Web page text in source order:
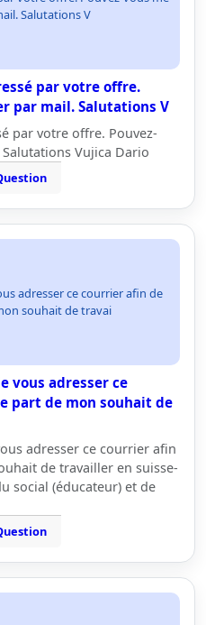
Salutations V
par votre offre.
par mail. Salutations V
par votre offre. Pouvez-
Vujica Dario
adresser ce courrier afin de
souhait de travai
vous adresser ce
part de mon souhait de
adresser ce courrier afin
de travailler en suisse-
social (éducateur) et de